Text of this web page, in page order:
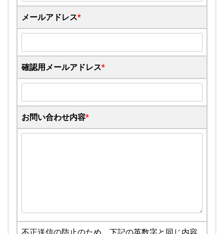
メールアドレス*
確認用メールアドレス*
お問い合わせ内容*